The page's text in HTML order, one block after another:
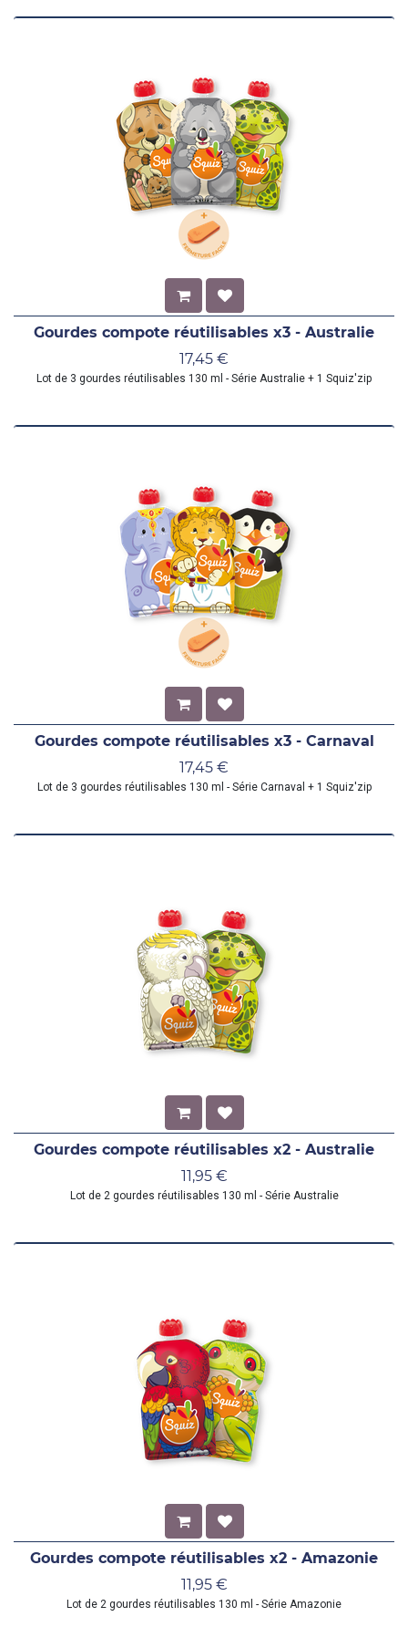
Gourdes compote réutilisables x3 - Australie
17,45 €
Lot de 3 gourdes réutilisables 130 ml - Série Australie + 1 Squiz'zip
Gourdes compote réutilisables x3 - Carnaval
17,45 €
Lot de 3 gourdes réutilisables 130 ml - Série Carnaval + 1 Squiz'zip
Gourdes compote réutilisables x2 - Australie
11,95€
Lot de 2 gourdes réutilisables 130 ml - Série Australie
Gourdes compote réutilisables x2 - Amazonie
11,95€
Lot de 2 gourdes réutilisables 130 ml - Série Amazonie